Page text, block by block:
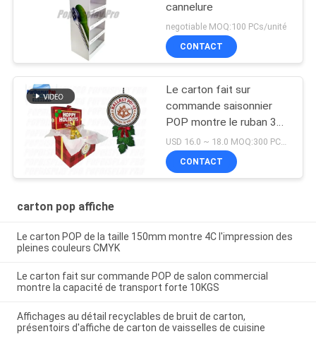
cannelure
negotiable MOQ:100 PCs/unité
CONTACT
Le carton fait sur
commande saisonnier
POP montre le ruban 3D
sur le dessus pour des
boissons de bière
pression
CONTACT
carton pop affiche
Le carton POP de la taille 150mm montre 4C l'impression des
pleines couleurs CMYK
Le carton fait sur commande POP de salon commercial
montre la capacité de transport forte 10KGS
Affichages au détail recyclables de bruit de carton,
présentoirs d'affiche de carton de vaisselles de cuisine